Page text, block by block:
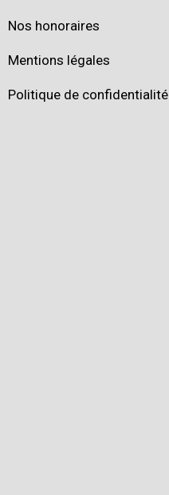
Nos honoraires
Mentions légales
Politique de confidentialité